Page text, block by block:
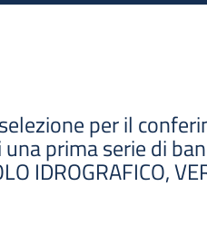
per il
prima serie di
IDROGRAFICO,